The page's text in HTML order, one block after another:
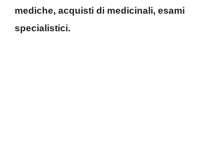
mediche, acquisti di medicinali, esami
specialistici.